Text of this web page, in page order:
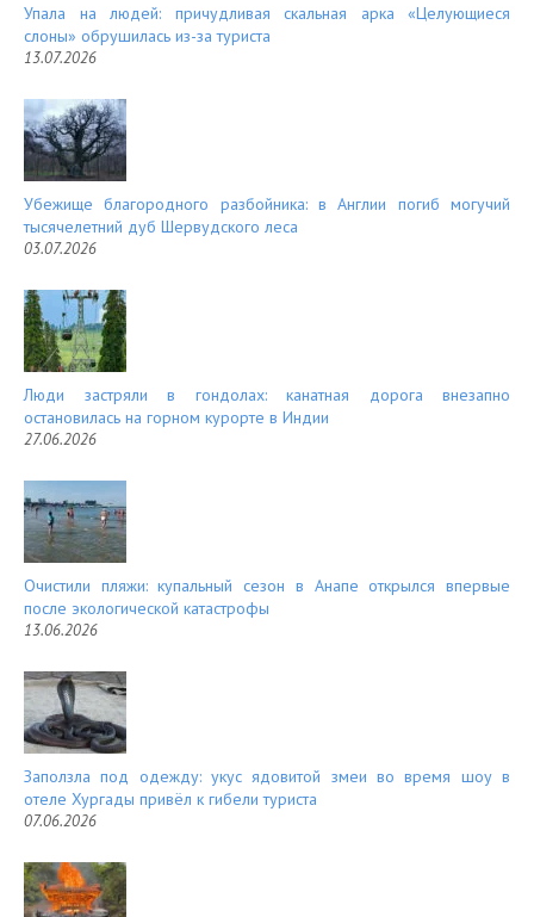
Упала на людей: причудливая скальная арка «Целующиеся
слоны» обрушилась из-за туриста
13.07.2026
Убежище благородного разбойника: в Англии погиб могучий
тысячелетний дуб Шервудского леса
03.07.2026
Люди застряли в гондолах: канатная дорога внезапно
остановилась на горном курорте в Индии
27.06.2026
Очистили пляжи: купальный сезон в Анапе открылся впервые
после экологической катастрофы
13.06.2026
Заползла под одежду: укус ядовитой змеи во время шоу в
отеле Хургады привёл к гибели туриста
07.06.2026